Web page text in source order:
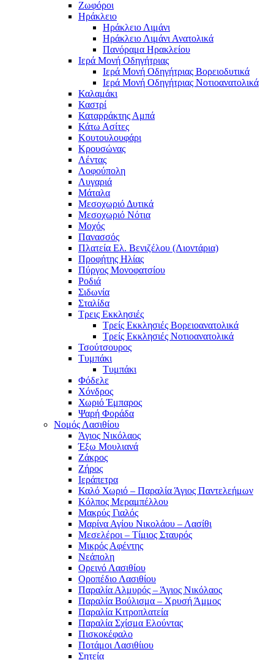
Ζωφόροι
Ηράκλειο
Ηράκλειο Λιμάνι
Ηράκλειο Λιμάνι Ανατολικά
Πανόραμα Ηρακλείου
Ιερά Μονή Οδηγήτριας
Ιερά Μονή Οδηγήτριας Βορειοδυτικά
Ιερά Μονή Οδηγήτριας Νοτιοανατολικά
Καλαμάκι
Καστρί
Καταρράκτης Αμπά
Κάτω Ασίτες
Κουτουλουφάρι
Κρουσώνας
Λέντας
Λοφούπολη
Λυγαριά
Μάταλα
Μεσοχωριό Δυτικά
Μεσοχωριό Νότια
Μοχός
Πανασσός
Πλατεία Ελ. Βενιζέλου (Λιοντάρια)
Προφήτης Ηλίας
Πύργος Μονοφατσίου
Ροδιά
Σιδωνία
Σταλίδα
Τρεις Εκκλησιές
Τρείς Εκκλησιές Βορειοανατολικά
Τρείς Εκκλησιές Νοτιοανατολικά
Τσούτσουρος
Τυμπάκι
Τυμπάκι
Φόδελε
Χόνδρος
Χωριό Έμπαρος
Ψαρή Φοράδα
Νομός Λασιθίου
Άγιος Νικόλαος
Έξω Μουλιανά
Ζάκρος
Ζήρος
Ιεράπετρα
Καλό Χωριό – Παραλία Άγιος Παντελεήμων
Κόλπος Μεραμπέλλου
Μακρύς Γιαλός
Μαρίνα Αγίου Νικολάου – Λασίθι
Μεσελέροι – Τίμιος Σταυρός
Μικρός Αφέντης
Νεάπολη
Ορεινό Λασιθίου
Οροπέδιο Λασιθίου
Παραλία Αλμυρός – Άγιος Νικόλαος
Παραλία Βούλισμα – Χρυσή Άμμος
Παραλία Κιτροπλατεία
Παραλία Σχίσμα Ελούντας
Πισκοκέφαλο
Ποτάμοι Λασιθίιου
Σητεία